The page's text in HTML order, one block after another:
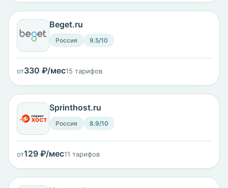
Beget.ru
Россия 9.5/10
от330 ₽/мес15 тарифов
Sprinthost.ru
Россия 8.9/10
от129 ₽/мес11 тарифов